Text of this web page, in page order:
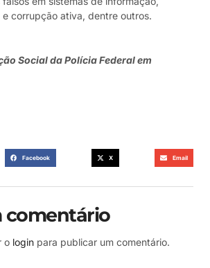
corrupção ativa, dentre outros.
Social da Polícia Federal em
Facebook X Email
comentário
o login para publicar um comentário.